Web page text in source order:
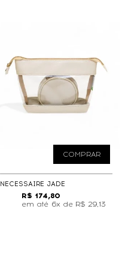
COMPRAR
NECESSAIRE JADE
R$ 174,80
6x de R$ 29,13